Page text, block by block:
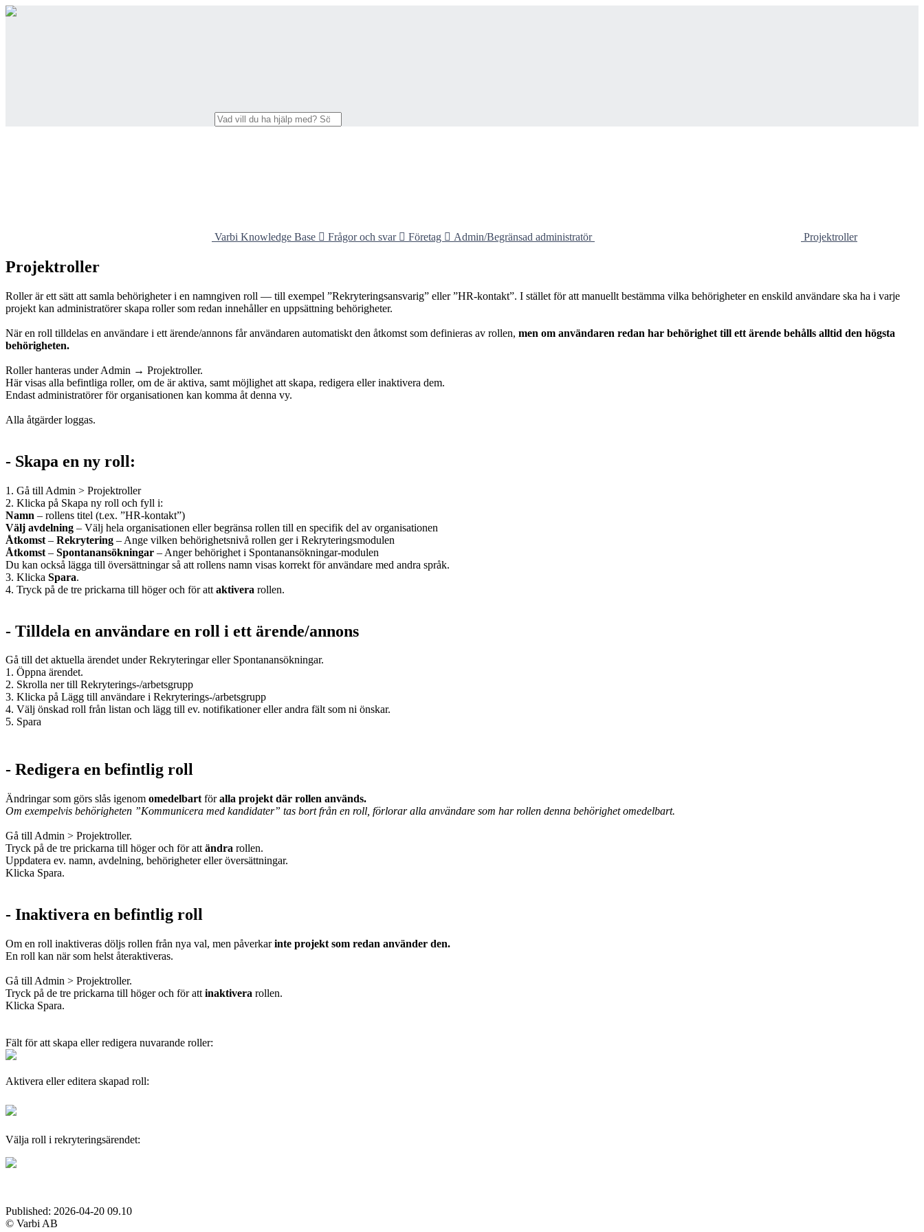
Varbi Knowledge Base  Frågor och svar  Företag  Admin/Begränsad administratör Projektroller
Projektroller
Roller är ett sätt att samla behörigheter i en namngiven roll — till exempel ”Rekryteringsansvarig” eller ”HR-kontakt”. I stället för att manuellt bestämma vilka behörigheter en enskild användare ska ha i varje
projekt kan administratörer skapa roller som redan innehåller en uppsättning behörigheter.
När en roll tilldelas en användare i ett ärende/annons får användaren automatiskt den åtkomst som definieras av rollen, men om användaren redan har behörighet till ett ärende behålls alltid den högsta
behörigheten.
Roller hanteras under Admin → Projektroller.
Här visas alla befintliga roller, om de är aktiva, samt möjlighet att skapa, redigera eller inaktivera dem.
Endast administratörer för organisationen kan komma åt denna vy.
Alla åtgärder loggas.
- Skapa en ny roll:
1. Gå till Admin > Projektroller
2. Klicka på Skapa ny roll och fyll i:
Namn – rollens titel (t.ex. ”HR-kontakt”)
Välj avdelning – Välj hela organisationen eller begränsa rollen till en specifik del av organisationen
Åtkomst – Rekrytering – Ange vilken behörighetsnivå rollen ger i Rekryteringsmodulen
Åtkomst – Spontanansökningar – Anger behörighet i Spontanansökningar-modulen
Du kan också lägga till översättningar så att rollens namn visas korrekt för användare med andra språk.
3. Klicka Spara.
4. Tryck på de tre prickarna till höger och för att aktivera rollen.
- Tilldela en användare en roll i ett ärende/annons
Gå till det aktuella ärendet under Rekryteringar eller Spontanansökningar.
1. Öppna ärendet.
2. Skrolla ner till Rekryterings-/arbetsgrupp
3. Klicka på Lägg till användare i Rekryterings-/arbetsgrupp
4. Välj önskad roll från listan och lägg till ev. notifikationer eller andra fält som ni önskar.
5. Spara
- Redigera en befintlig roll
Ändringar som görs slås igenom omedelbart föralla projekt där rollen används.
Om exempelvis behörigheten ”Kommunicera med kandidater” tas bort från en roll, förlorar alla användare som har rollen denna behörighet omedelbart.
Gå till Admin > Projektroller.
Tryck på de tre prickarna till höger och för att ändra rollen.
Uppdatera ev. namn, avdelning, behörigheter eller översättningar.
Klicka Spara.
- Inaktivera en befintlig roll
Om en roll inaktiveras döljs rollen från nya val, men påverkarinte projekt som redan använder den.
En roll kan när som helst återaktiveras.
Gå till Admin > Projektroller.
Tryck på de tre prickarna till höger och för att inaktivera rollen.
Klicka Spara.
Fält för att skapa eller redigera nuvarande roller:
Aktivera eller editera skapad roll:
Välja roll i rekryteringsärendet:
Published: 2026-04-20 09.10
© Varbi AB